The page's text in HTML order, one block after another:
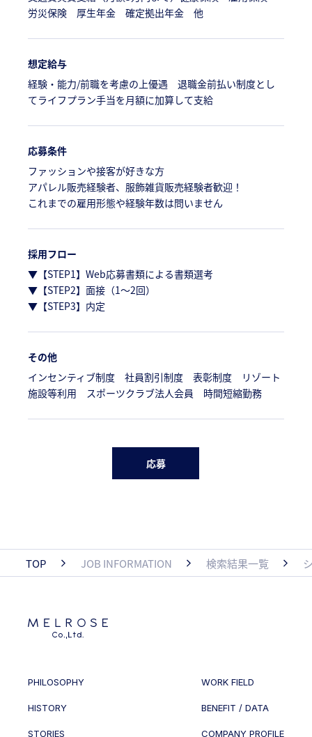
労災保険 厚生年金 確定拠出年金 他
想定給与
経験・能力/前職を考慮の上優遇 退職金前払い制度とし
てライフプラン手当を月額に加算して支給
応募条件
ファッションや接客が好きな方
アパレル販売経験者、服飾雑貨販売経験者歓迎！
これまでの雇用形態や経験年数は問いません
採用フロー
▼【STEP1】Web応募書類による書類選考
▼【STEP2】面接（1～2回）
▼【STEP3】内定
その他
インセンティブ制度 社員割引制度 表彰制度 リゾート
施設等利用 スポーツクラブ法人会員 時間短縮勤務
応募
TOP JOB INFORMATION 検索結果一覧
PHILOSOPHY
HISTORY
STORIES
WORK FIELD
BENEFIT / DATA
COMPANY PROFILE